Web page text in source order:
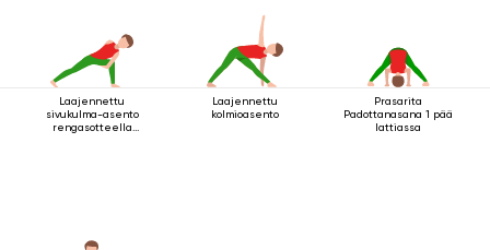
Laajennettu
sivukulma-asento
rengasotteella
Laajennettu
kolmioasento
Prasarita
Padottanasana 1 pää
lattiassa